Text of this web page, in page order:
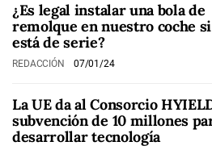
¿Es legal instalar una bola de
remolque en nuestro coche
está de serie?
REDACCIÓN 07/01/24
La UE da al Consorcio
subvención de 10 millones
desarrollar tecnología